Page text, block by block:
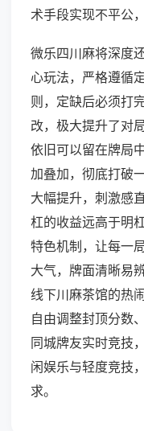
术手段实现不平公
微乐四川麻将深度
心玩法，严格遵循
则，定缺后必须打
改，极大提升了对
依旧可以留在牌局
加叠加，彻底打破
大幅提升，刺激感
杠的收益远高于明
特色机制，让每一
大气，牌面清晰易
线下川麻茶馆的热
自由调整封顶分数
同城牌友实时竞技
闲娱乐与轻度竞技
求。